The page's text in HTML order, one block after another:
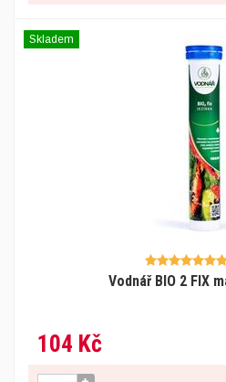
Vodnář BIO 2 FIX
104 Kč
Skladem